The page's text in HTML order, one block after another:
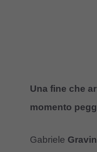
Una fine che
momento
Gabriele